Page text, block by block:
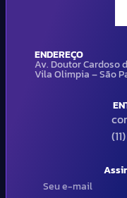
ENDEREÇO
Av. Doutor Cardoso
Vila Olimpia – São